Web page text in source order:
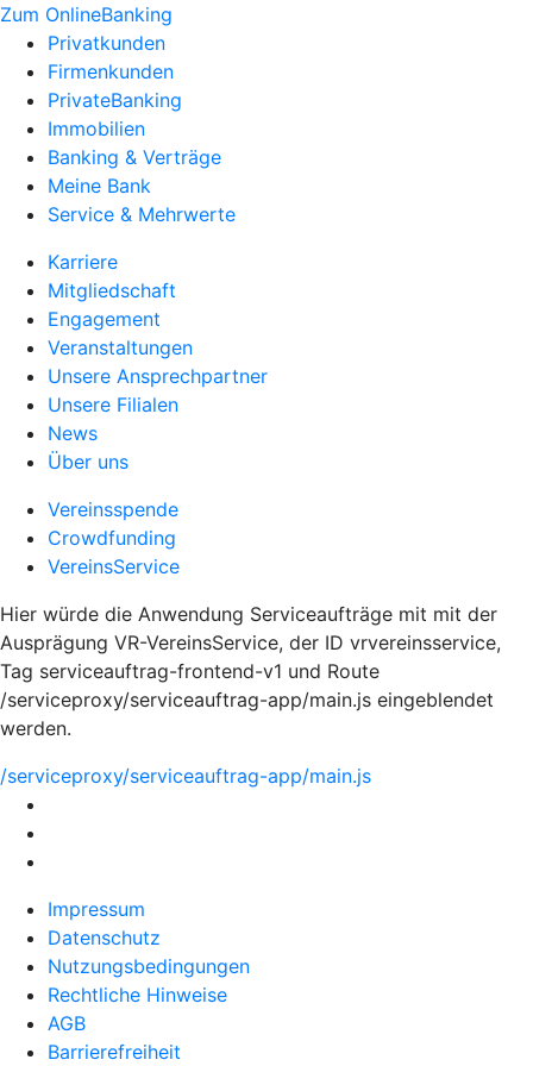
Zum OnlineBanking
Privatkunden
Firmenkunden
PrivateBanking
Immobilien
Banking & Verträge
Meine Bank
Service & Mehrwerte
Karriere
Mitgliedschaft
Engagement
Veranstaltungen
Unsere Ansprechpartner
Unsere Filialen
News
Über uns
Vereinsspende
Crowdfunding
VereinsService
Hier würde die Anwendung Serviceaufträge mit mit der
Ausprägung VR-VereinsService, der ID vrvereinsservice,
Tag serviceauftrag-frontend-v1 und Route
/serviceproxy/serviceauftrag-app/main.js eingeblendet
werden.
/serviceproxy/serviceauftrag-app/main.js
Impressum
Datenschutz
Nutzungsbedingungen
Rechtliche Hinweise
AGB
Barrierefreiheit